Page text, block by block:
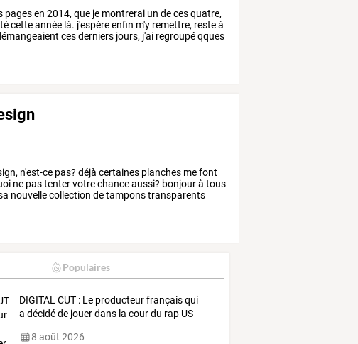
pagesen 2014, que je montrerai un decesquatre,
cetteannée là. j'espèreenfin m'y remettre, resteà
cesderniers jours, j'ai regroupéqques
n'est-ce pas? déjà certaines planches mefont
ne pastentervotrechanceaussi? bonjourà tous
nouvellecollection detamponstransparents
Populaires
DIGITAL CUT : Le producteur français qui
a décidé de jouer dans la cour du rap US
8 août 2026